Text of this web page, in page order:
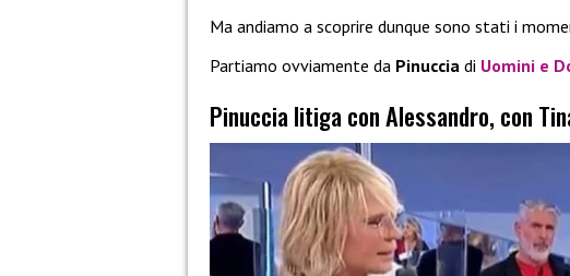
Ma andiamo a scoprire dunque sono stati i
Partiamo ovviamente da Pinuccia di Uomini e
Pinuccia litiga con Alessandro, con